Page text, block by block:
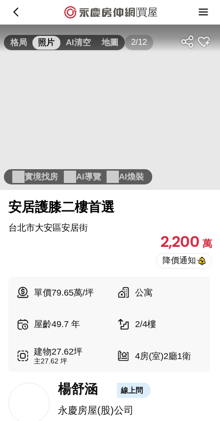
買屋
格局 照片 AI清空 地圖 2/12
實境找房 AI導覽 AI煥裝
安居護膝二樓首選
台北市大安區安居街
2,200萬
單價79.65萬/坪 公寓
屋齡49.7 年 2/4樓
建物27.62坪
主27.62 坪 4房(室)2廳1衛
楊舒涵 線上問
永慶房屋(股)公司